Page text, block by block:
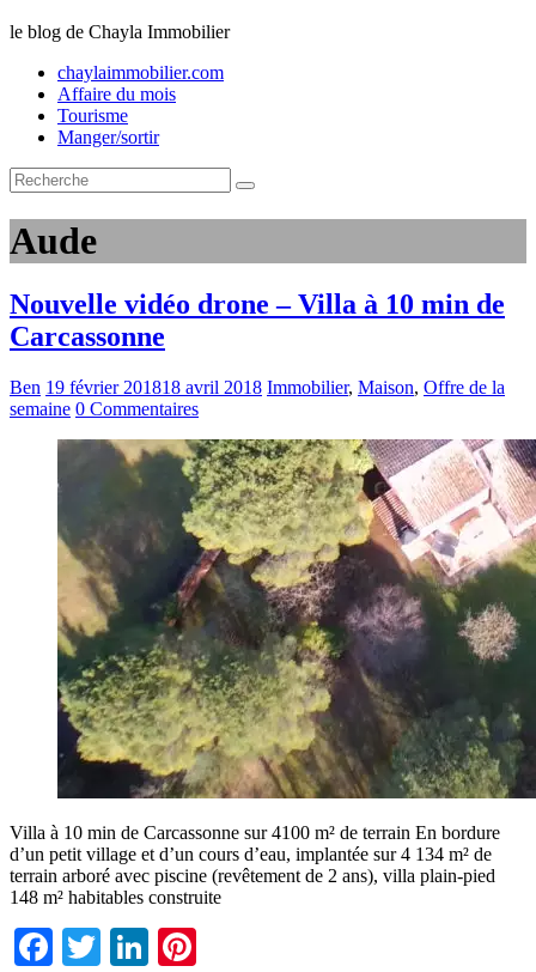
le blog de Chayla Immobilier
chaylaimmobilier.com
Affaire du mois
Tourisme
Manger/sortir
Aude
Nouvelle vidéo drone – Villa à 10 min de
Carcassonne
Ben 19 février 201818 avril 2018 Immobilier, Maison, Offre de la
semaine 0 Commentaires
Villa à 10 min de Carcassonne sur 4100 m² de terrain En bordure
d’un petit village et d’un cours d’eau, implantée sur 4 134 m² de
terrain arboré avec piscine (revêtement de 2 ans), villa plain-pied
148 m² habitables construite
Facebook
TwitterLinkedIn